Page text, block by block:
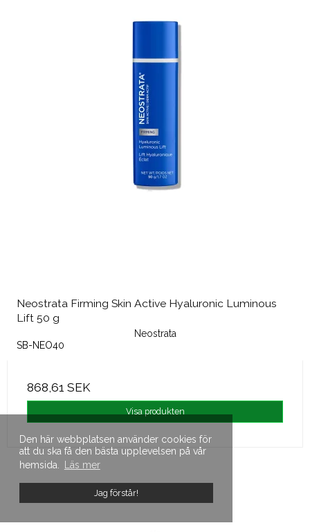
Den här webbplatsen använder cookies för
att du ska få den bästa upplevelsen på vår
hemsida.
Läs mer
Jag förstår!
Neostrata Firming Skin Active Hyaluronic Luminous
Lift 50 g
Neostrata
SB-NEO40
868,61 SEK
Visa produkten